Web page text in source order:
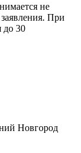
не
При
до 30
Новгород